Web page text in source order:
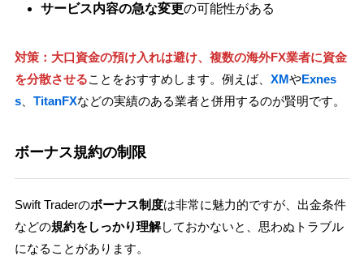
サービス内容の急な変更の可能性がある
対策：大口資金の預け入れは避け、複数の海外FX業者に資金
を分散させることをおすすめします。例えば、 XMやExnes
s、 TitanFXなどの実績のある業者と併用するのが賢明です。
ボーナス規約の制限
Swift Traderのボーナス制度は非常に魅力的ですが、出金条件
などの規約をしっかり理解しておかないと、思わぬトラブル
になることがあります。